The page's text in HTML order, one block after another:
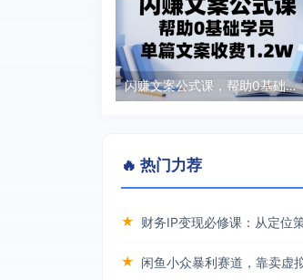
闪赚文案公式课，帮助0基础学员，单篇文案收费1.2W
🔥 热门力荐
★
★